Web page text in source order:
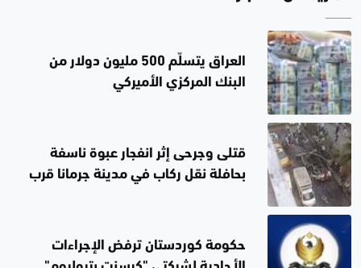
العراق يتسلّم 500 مليون دولار من
البنك المركزي الأميركي
قتلى وجرحى إثر انفجار عبوة ناسفة
بحافلة نقل ركاب في مدينة جرمانا قرب
حكومة كوردستان ترفض الإجراءات